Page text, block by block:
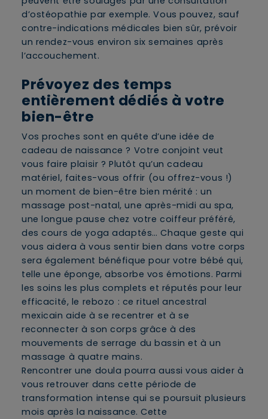
d’ostéopathie par exemple. Vous pouvez, sauf
contre-indications médicales bien sûr, prévoir
un rendez-vous environ six semaines après
l’accouchement.
Prévoyez des temps
entièrement dédiés à votre
bien-être
Vos proches sont en quête d’une idée de
cadeau de naissance ? Votre conjoint veut
vous faire plaisir ? Plutôt qu’un cadeau
matériel, faites-vous offrir (ou offrez-vous !)
un moment de bien-être bien mérité : un
massage post-natal, une après-midi au spa,
une longue pause chez votre coiffeur préféré,
des cours de yoga adaptés… Chaque geste qui
vous aidera à vous sentir bien dans votre corps
sera également bénéfique pour votre bébé qui,
telle une éponge, absorbe vos émotions. Parmi
les soins les plus complets et réputés pour leur
efficacité, le rebozo : ce rituel ancestral
mexicain aide à se recentrer et à se
reconnecter à son corps grâce à des
mouvements de serrage du bassin et à un
massage à quatre mains.
Rencontrer une doula pourra aussi vous aider à
vous retrouver dans cette période de
transformation intense qui se poursuit plusieurs
mois après la naissance. Cette